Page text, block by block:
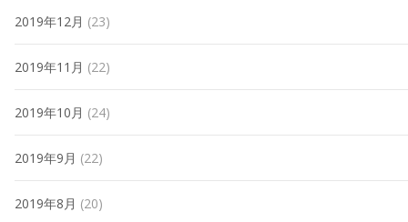
2019年12月 (23)
2019年11月 (22)
2019年10月 (24)
2019年9月 (22)
2019年8月 (20)